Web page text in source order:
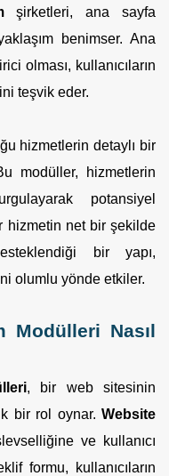
şirketleri, ana sayfa
benimser. Ana
olması, kullanıcıların
teşvik eder.
hizmetlerin detaylı bir
modüller, hizmetlerin
potansiyel
hizmetin net bir şekilde
bir yapı,
olumlu yönde etkiler.
Modülleri Nasıl
, bir web sitesinin
bir rol oynar. Website
ve kullanıcı
formu, kullanıcıların